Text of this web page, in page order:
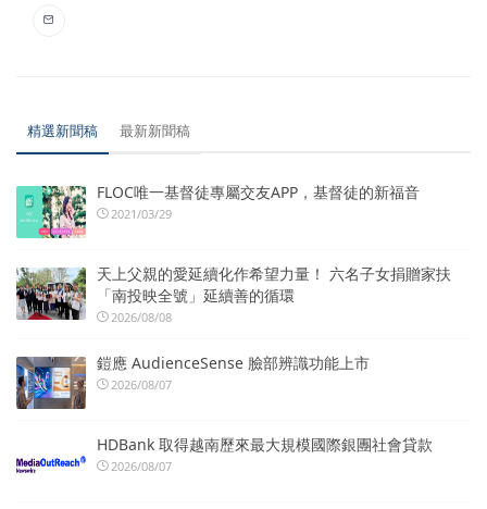
精選新聞稿 最新新聞稿
FLOC唯一基督徒專屬交友APP，基督徒的新福音
2021/03/29
天上父親的愛延續化作希望力量！ 六名子女捐贈家扶
「南投映全號」延續善的循環
2026/08/08
鎧應 AudienceSense 臉部辨識功能上市
2026/08/07
HDBank 取得越南歷來最大規模國際銀團社會貸款
2026/08/07